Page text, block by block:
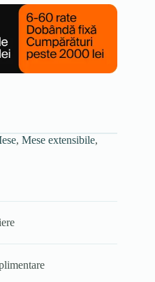
, Mese extensibile,